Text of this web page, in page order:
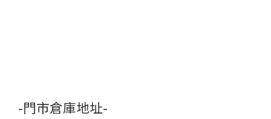
-門市倉庫地址-